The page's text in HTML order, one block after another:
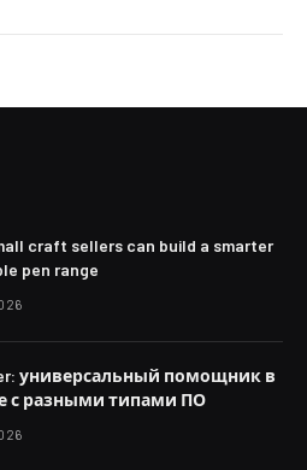
craft sellers can build a smarter
pen range
универсальный помощник в
с разными типами ПО